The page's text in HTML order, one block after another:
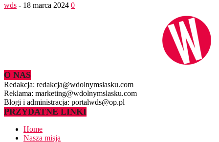
wds - 18 marca 2024 0
O NAS
Redakcja: redakcja@wdolnymslasku.com
Reklama: marketing@wdolnymslasku.com
Blogi i administracja: portalwds@op.pl
PRZYDATNE LINKI
Home
Nasza misja